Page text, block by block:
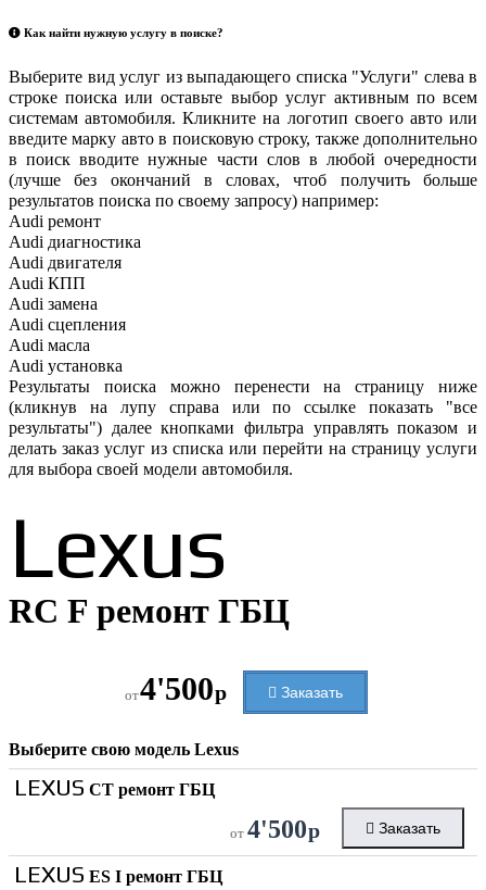
Как найти нужную услугу в поиске?
Выберите вид услуг из выпадающего списка "Услуги" слева в
строке поиска или оставьте выбор услуг активным по всем
системам автомобиля. Кликните на логотип своего авто или
введите марку авто в поисковую строку, также дополнительно
в поиск вводите нужные части слов в любой очередности
(лучше без окончаний в словах, чтоб получить больше
результатов поиска по своему запросу) например:
Audi ремонт
Audi диагностика
Audi двигателя
Audi КПП
Audi замена
Audi сцепления
Audi масла
Audi установка
Результаты поиска можно перенести на страницу ниже
(кликнув на лупу справа или по ссылке показать "все
результаты") далее кнопками фильтра управлять показом и
делать заказ услуг из списка или перейти на страницу услуги
для выбора своей модели автомобиля.
Lexus
RC F ремонт ГБЦ
от4'500р Заказать
Выберите свою модель Lexus
LEXUS CT ремонт ГБЦ
от 4'500р Заказать
LEXUS ES I ремонт ГБЦ